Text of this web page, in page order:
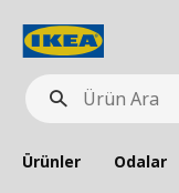
Ürün
Ara
Ürünler Odalar